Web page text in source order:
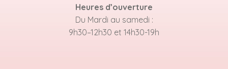
Heures d’ouverture
Du Mardi au samedi :
9h30–12h30 et 14h30-19h